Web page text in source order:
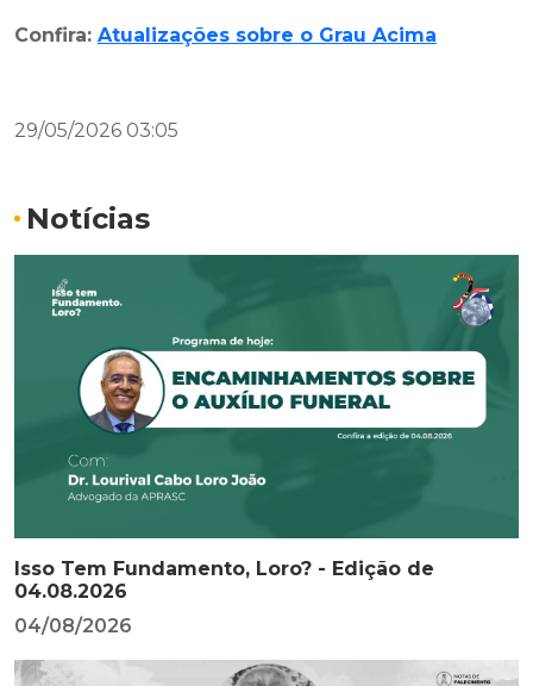
Confira: Atualizações sobre o Grau Acima
29/05/2026 03:05
Notícias
Isso Tem Fundamento, Loro? - Edição de
04.08.2026
04/08/2026